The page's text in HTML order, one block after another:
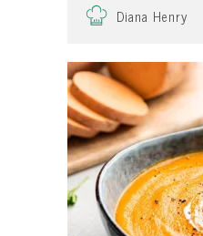
Diana Henry